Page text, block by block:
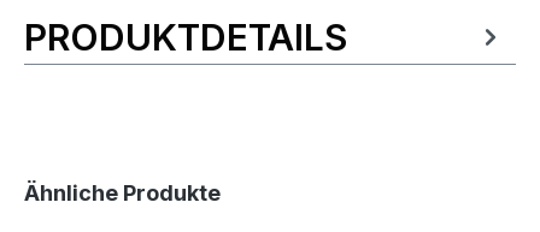
Produktinformationen
PRODUKTDETAILS
Produktgalerie überspringen
Ähnliche Produkte